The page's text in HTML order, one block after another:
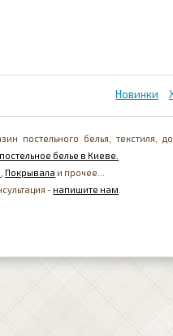
Новинки
постельного белья, текстиля,
белье в Киеве.
Покрывала и прочее...
- напишите нам